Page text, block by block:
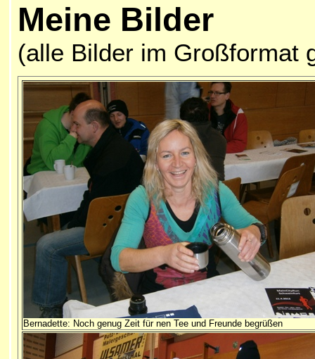
Meine Bilder
(alle Bilder im Großformat
Bernadette: Noch genug Zeit für nen Tee und Freunde begrüßen